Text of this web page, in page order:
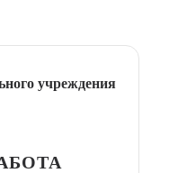
учреждения